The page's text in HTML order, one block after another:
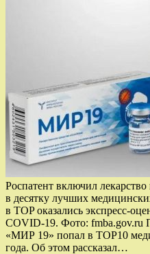
Роспатент включил
в десятку лучших
в TOP оказались экспресс-
COVID-19. Фото: fmba.gov.ru
«МИР 19» попал в TOP10
года. Об этом рассказал…